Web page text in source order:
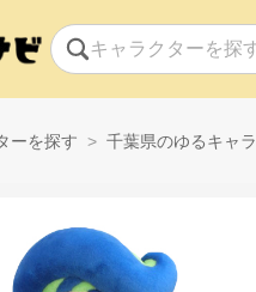
ーを探す 千葉県のゆるキャラ